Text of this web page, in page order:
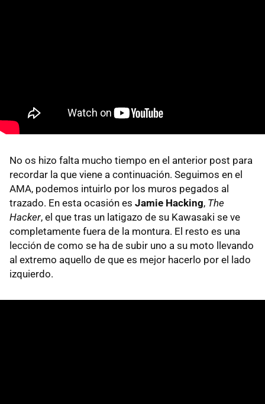
No os hizo falta mucho tiempo en el anterior post para
recordar la que viene a continuación. Seguimos en el
AMA, podemos intuirlo por los muros pegados al
trazado. En esta ocasión es Jamie Hacking, The
Hacker, el que tras un latigazo de su Kawasaki se ve
completamente fuera de la montura. El resto es una
lección de como se ha de subir uno a su moto llevando
al extremo aquello de que es mejor hacerlo por el lado
izquierdo.